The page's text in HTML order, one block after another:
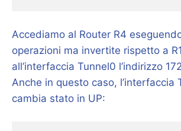
Accediamo al Router R4
operazioni ma invertite rispetto a
all’interfaccia Tunnel0 l’indirizzo
Anche in questo caso, l’interfaccia
cambia stato in UP: